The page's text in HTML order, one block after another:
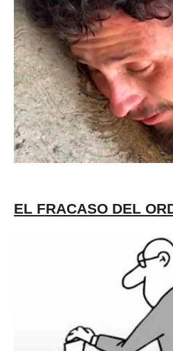
EL FRACASO DEL